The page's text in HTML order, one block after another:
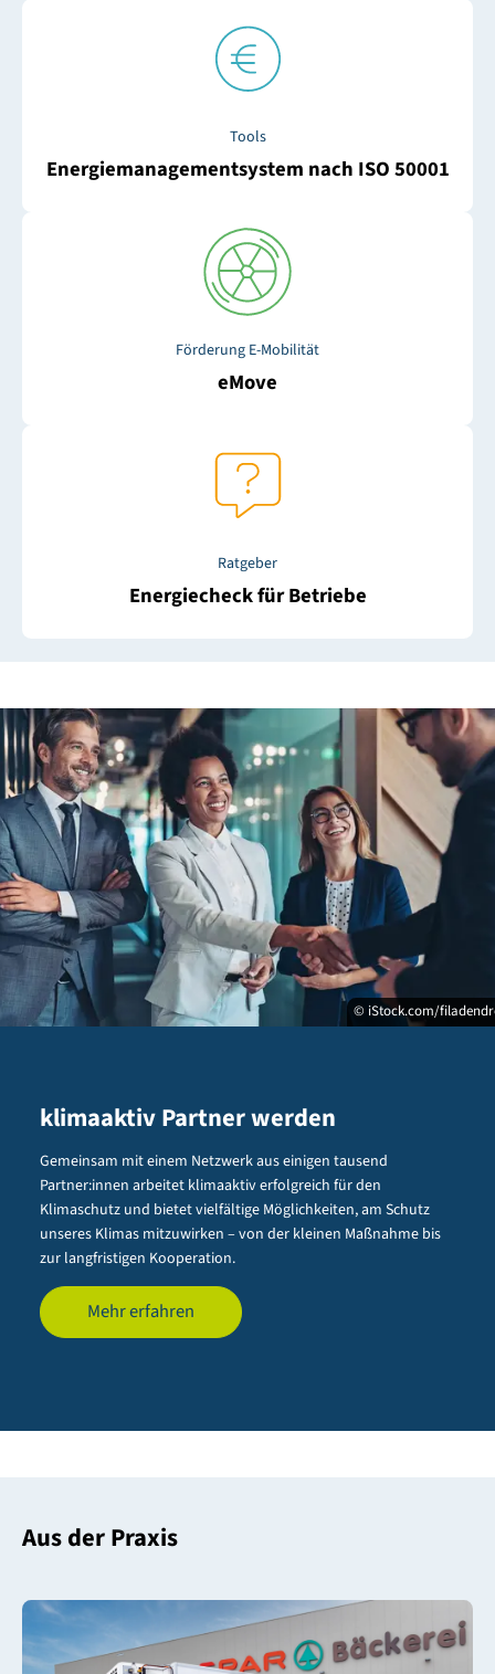
Tools
Energiemanagementsystem nach ISO 50001
Förderung E-Mobilität
eMove
Ratgeber
Energiecheck für Betriebe
© iStock.com/
klimaaktiv Partner werden
Gemeinsam mit einem Netzwerk aus einigen tausend
Partner:innen arbeitet klimaaktiv erfolgreich für den
Klimaschutz und bietet vielfältige Möglichkeiten, am Schutz
unseres Klimas mitzuwirken – von der kleinen Maßnahme bis
zur langfristigen Kooperation.
Mehr erfahren
Aus der Praxis